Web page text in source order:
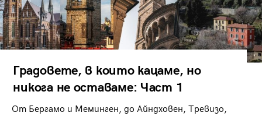
Градовете, в които кацаме, но
никога не оставаме: Част 1
От Бергамо и Меминген, до Айндховен, Тревизо,